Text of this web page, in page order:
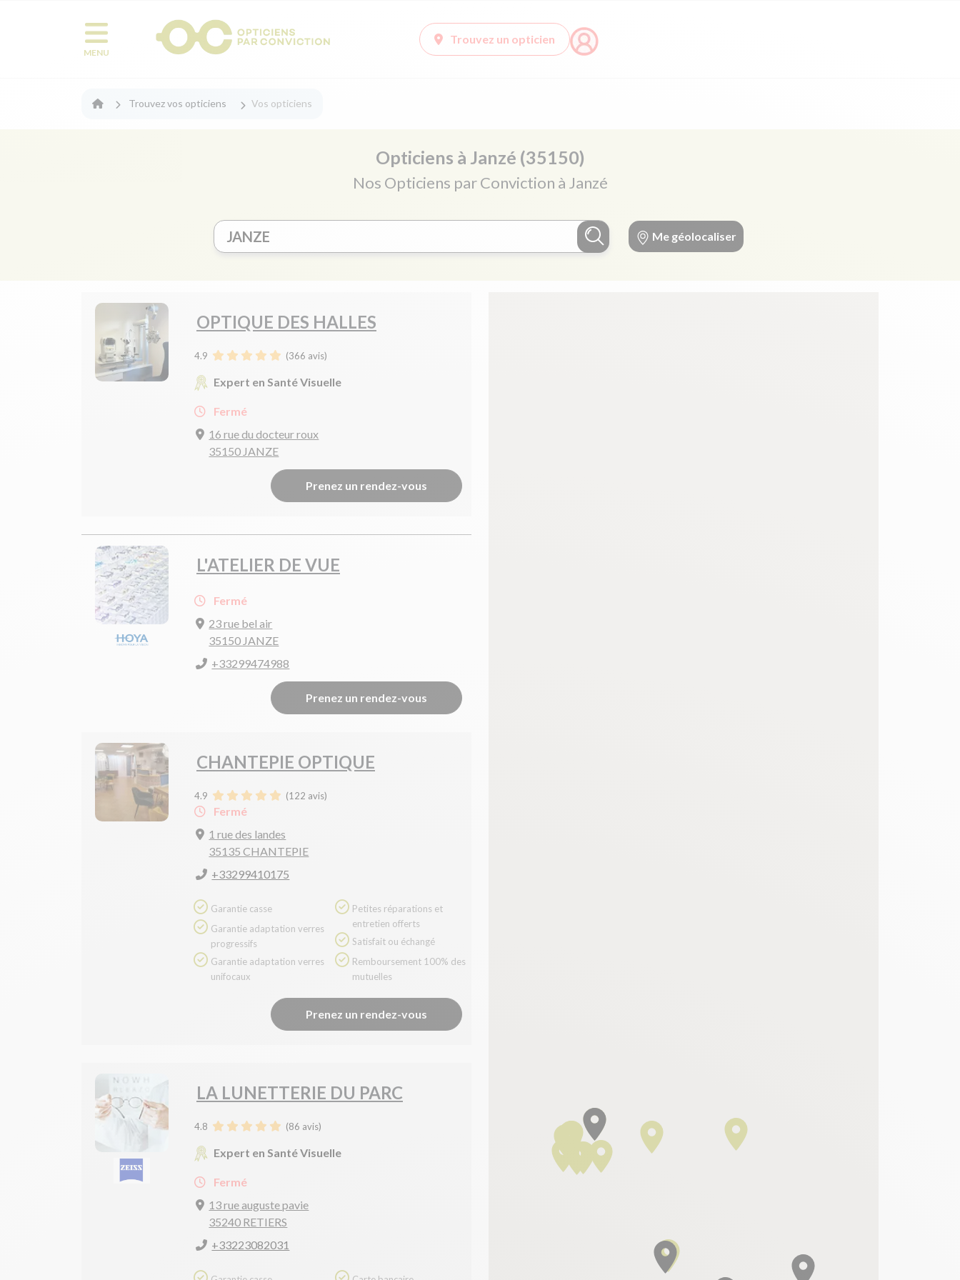
MENU
Trouvez un opticien
Trouvez vos opticiens Vos opticiens
Opticiens à Janzé (35150)
Nos Opticiens par Conviction à Janzé
Me géolocaliser
OPTIQUE DES HALLES
4.9 (366 avis)
Expert en Santé Visuelle
Fermé
16 rue du docteur roux
35150 JANZE
Prenez un rendez-vous
L'ATELIER DE VUE
Fermé
23 rue bel air
35150 JANZE
+33299474988
Prenez un rendez-vous
CHANTEPIE OPTIQUE
4.9 (122 avis)
Fermé
1 rue des landes
35135 CHANTEPIE
+33299410175
Garantie casse
progressifs
unifocaux
entretien offerts
Satisfait ou échangé
mutuelles
Prenez un rendez-vous
LA LUNETTERIE DU PARC
4.8 (86 avis)
Expert en Santé Visuelle
Fermé
13 rue auguste pavie
35240 RETIERS
+33223082031